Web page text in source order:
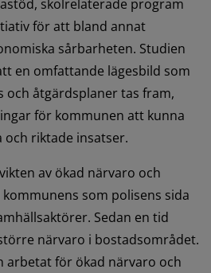
skolrelaterade program
för att bland annat
sårbarheten. Studien
en omfattande lägesbild som
och åtgärdsplaner tas fram,
för kommunen att kunna
riktade insatser.
av ökad närvaro och
som polisens sida
Sedan en tid
närvaro i bostadsområdet.
arbetat för ökad närvaro och